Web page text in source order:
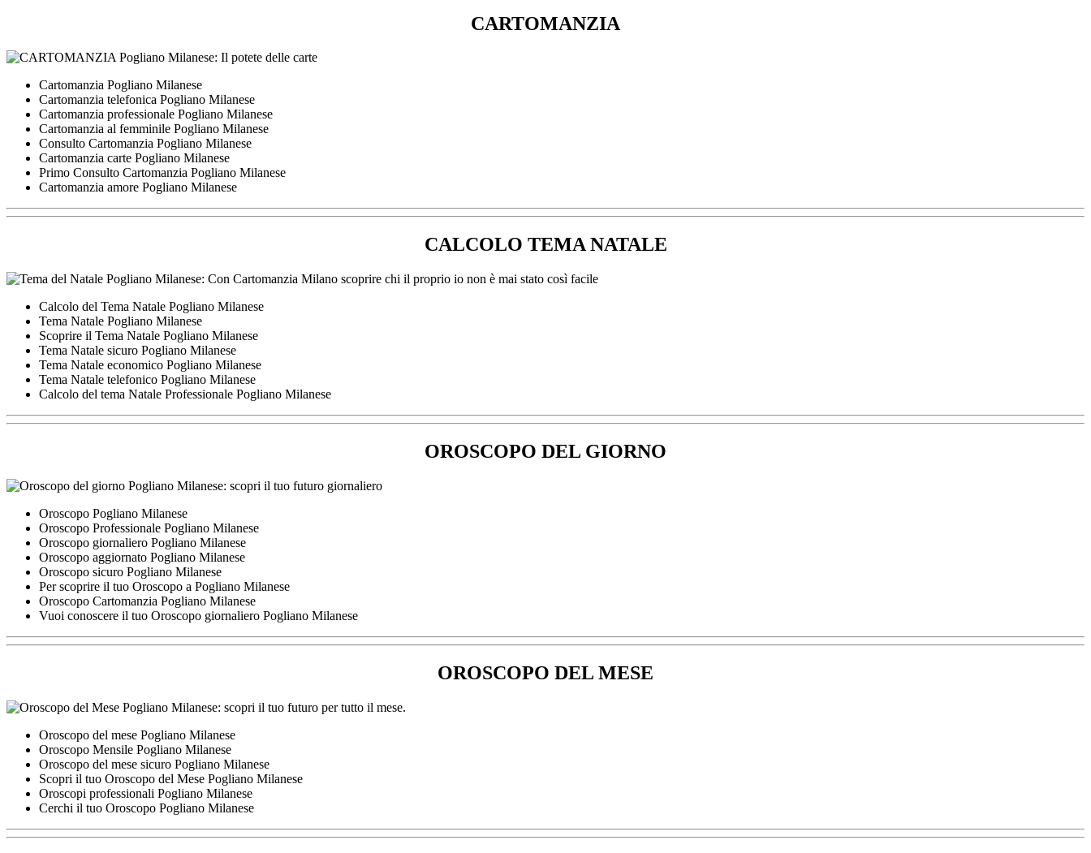
CARTOMANZIA
Cartomanzia Pogliano Milanese
Cartomanzia telefonica Pogliano Milanese
Cartomanzia professionale Pogliano Milanese
Cartomanzia al femminile Pogliano Milanese
Consulto Cartomanzia Pogliano Milanese
Cartomanzia carte Pogliano Milanese
Primo Consulto Cartomanzia Pogliano Milanese
Cartomanzia amore Pogliano Milanese
CALCOLO TEMA NATALE
Calcolo del Tema Natale Pogliano Milanese
Tema Natale Pogliano Milanese
Scoprire il Tema Natale Pogliano Milanese
Tema Natale sicuro Pogliano Milanese
Tema Natale economico Pogliano Milanese
Tema Natale telefonico Pogliano Milanese
Calcolo del tema Natale Professionale Pogliano Milanese
OROSCOPO DEL GIORNO
Oroscopo Pogliano Milanese
Oroscopo Professionale Pogliano Milanese
Oroscopo giornaliero Pogliano Milanese
Oroscopo aggiornato Pogliano Milanese
Oroscopo sicuro Pogliano Milanese
Per scoprire il tuo Oroscopo a Pogliano Milanese
Oroscopo Cartomanzia Pogliano Milanese
Vuoi conoscere il tuo Oroscopo giornaliero Pogliano Milanese
OROSCOPO DEL MESE
Oroscopo del mese Pogliano Milanese
Oroscopo Mensile Pogliano Milanese
Oroscopo del mese sicuro Pogliano Milanese
Scopri il tuo Oroscopo del Mese Pogliano Milanese
Oroscopi professionali Pogliano Milanese
Cerchi il tuo Oroscopo Pogliano Milanese